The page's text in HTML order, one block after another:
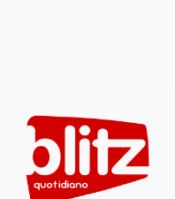
content